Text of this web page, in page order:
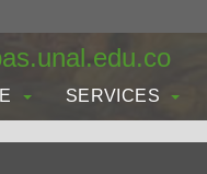
SERVICES